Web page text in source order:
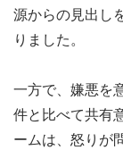
源からの見出し
りました。
一方で、嫌悪を
件と比べて共有
ームは、怒りが